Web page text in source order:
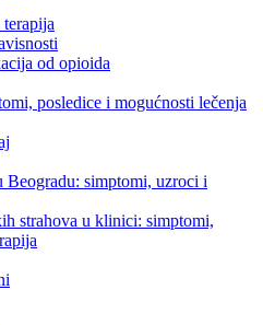
od opioida
posledice i mogućnosti lečenja
Beogradu: simptomi, uzroci i
strahova u klinici: simptomi,